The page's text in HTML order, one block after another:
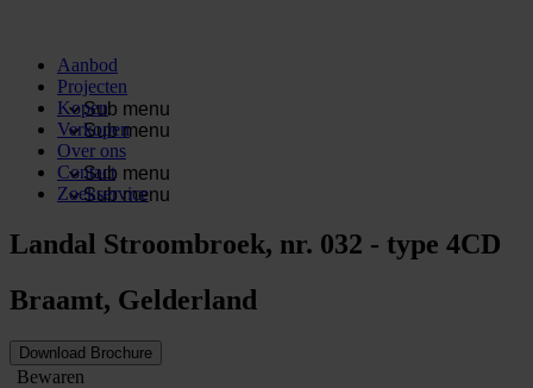
Aanbod
Projecten
Sub menu
Kopen
Sub menu
Verkopen
Over ons
Sub menu
Contact
Sub menu
Zoekservice
Landal Stroombroek, nr. 032 - type 4CD
Braamt, Gelderland
Download Brochure
Bewaren